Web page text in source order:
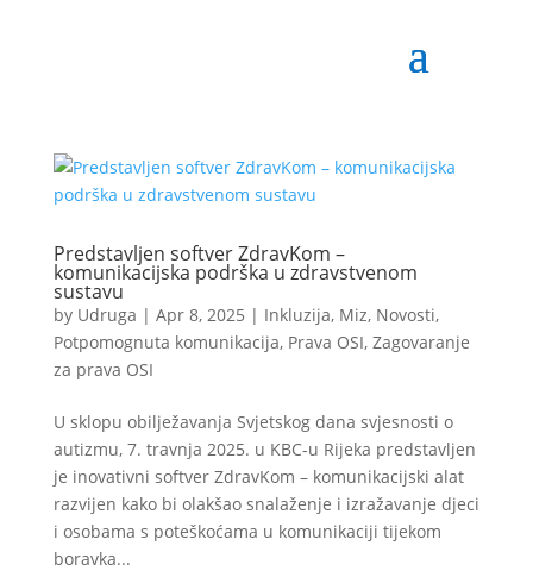
Predstavljen softver ZdravKom –
komunikacijska podrška u zdravstvenom
sustavu
by Udruga | Apr 8, 2025 | Inkluzija, Miz, Novosti,
Potpomognuta komunikacija, Prava OSI, Zagovaranje
za prava OSI
U sklopu obilježavanja Svjetskog dana svjesnosti o
autizmu, 7. travnja 2025. u KBC-u Rijeka predstavljen
je inovativni softver ZdravKom – komunikacijski alat
razvijen kako bi olakšao snalaženje i izražavanje djeci
i osobama s poteškoćama u komunikaciji tijekom
boravka...